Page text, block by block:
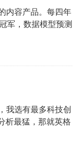
内容产品。每四年
军，数据模型预测
我选有最多科技创
析最猛，那就英格